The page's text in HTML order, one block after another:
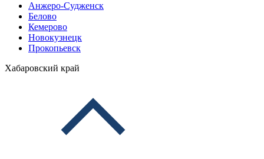
Анжеро-Судженск
Белово
Кемерово
Новокузнецк
Прокопьевск
Хабаровский край